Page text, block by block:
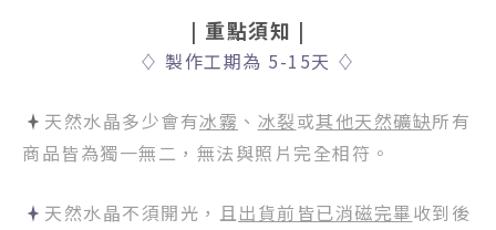
| 重點須知 |
♢ 製作工期為 5-15天 ♢
天然水晶多少會有冰霧 、 冰裂或其他天然礦缺所有
商品皆為獨一無二，無法與照片完全相符。
天然水晶不須開光，且出貨前皆已消磁完畢收到後